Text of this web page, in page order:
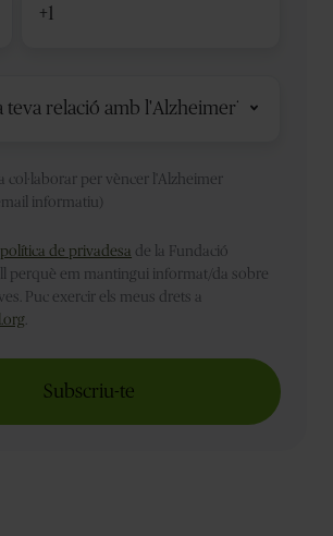
col·laborar per vèncer l'Alzheimer
informatiu)
política de privadesa de la Fundació
perquè em mantingui informat/da sobre
Puc exercir els meus drets a
.